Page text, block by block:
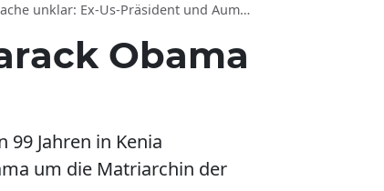
Ex-Us-Präsident und Auma Obama trauern
Obama
Jahren in Kenia
um die Matriarchin der